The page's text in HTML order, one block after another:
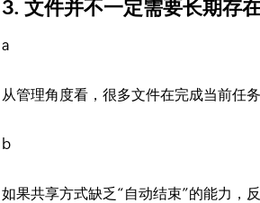
3. 文件并不一定需要长期存
a
从管理角度看，很多文件在完成当前任
b
如果共享方式缺乏“自动结束”的能力，